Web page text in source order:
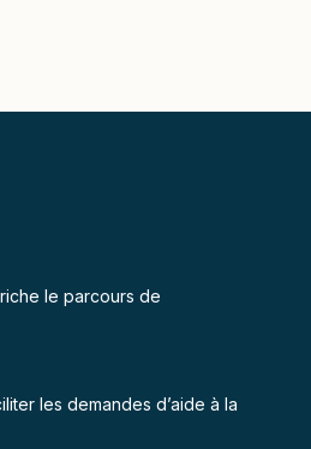
le parcours de
les demandes d’aide à la